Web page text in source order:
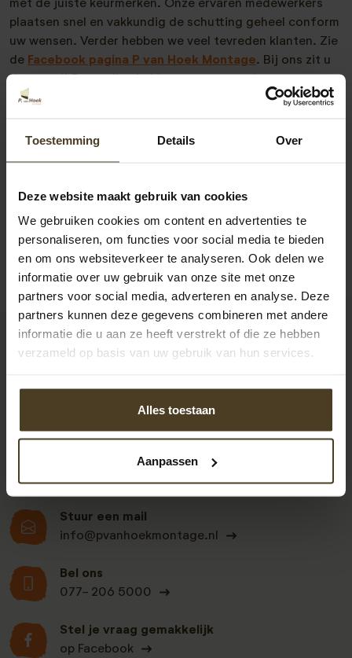
Toestemming Details Over
Deze website maakt gebruik van cookies
We gebruiken cookies om content en advertenties te
personaliseren, om functies voor social media te bieden
en om ons websiteverkeer te analyseren. Ook delen we
informatie over uw gebruik van onze site met onze
partners voor social media, adverteren en analyse. Deze
partners kunnen deze gegevens combineren met andere
informatie die u aan ze heeft verstrekt of die ze hebben
verzameld op basis van uw gebruik van hun services.
Alles toestaan
Aanpassen
met de juiste keurmerken. Onze ervaren medewerkers
plaatsen snel en vakkundig de schutting geheel conform
uw wensen. Verder hebben we veel tevreden klanten. Zie
de Facebook pagina P van Hoek Montage. Bij ons zit u
dus goed! Bovendien hebben we een goede
prijs/kwaliteit verhouding. Meer weten? Neem
077- 206 5000 of via
info@pvanhoekmontage.nl
Stuur een mail
info@pvanhoekmontage.nl
Bel ons
077- 206 5000
Stel je vraag gemakkelijk
op Facebook
9
Klanten beoordelen
ons een: 9 uit de 930